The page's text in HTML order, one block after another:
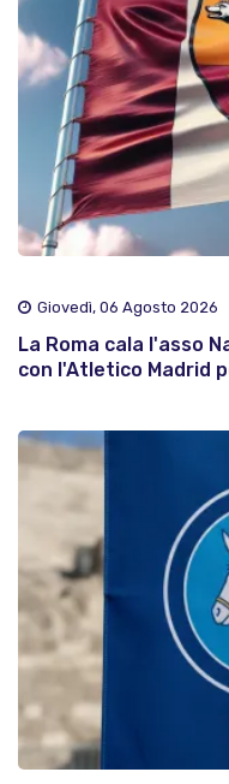
Giovedì, 06 Agosto 2026
La Roma cala l'asso
con l'Atletico Madrid